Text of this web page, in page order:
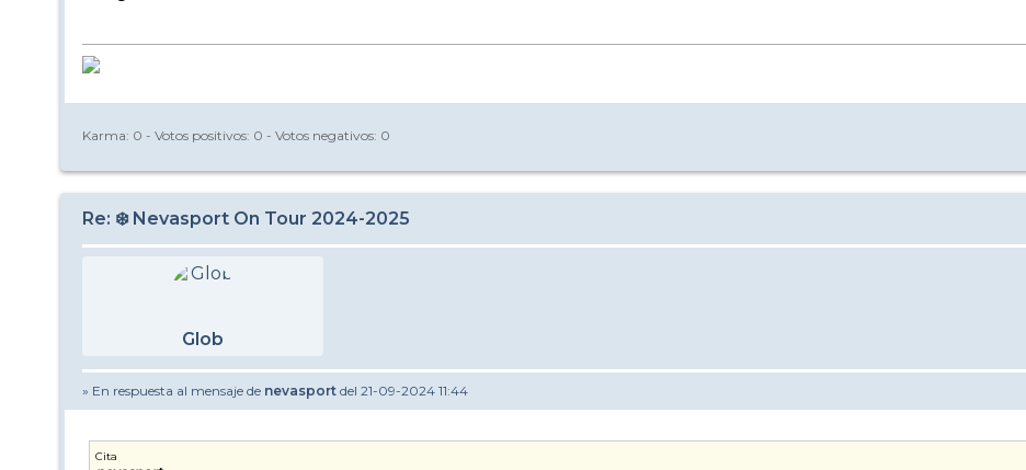
Karma: 0 - Votos positivos: 0 - Votos negativos: 0
Re: ❄️ Nevasport On Tour 2024-2025
Glob
» En respuesta al mensaje de nevasport del 21-09-2024 11:44
Cita